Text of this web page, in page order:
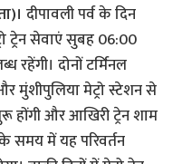
दीपावली पर्व के दिन
ट्रेन सेवाएं सुबह 06:00
दोनों टर्मिनल
मुंशीपुलिया मेट्रो स्टेशन से
होंगी और आखिरी ट्रेन शाम
समय में यह परिवर्तन